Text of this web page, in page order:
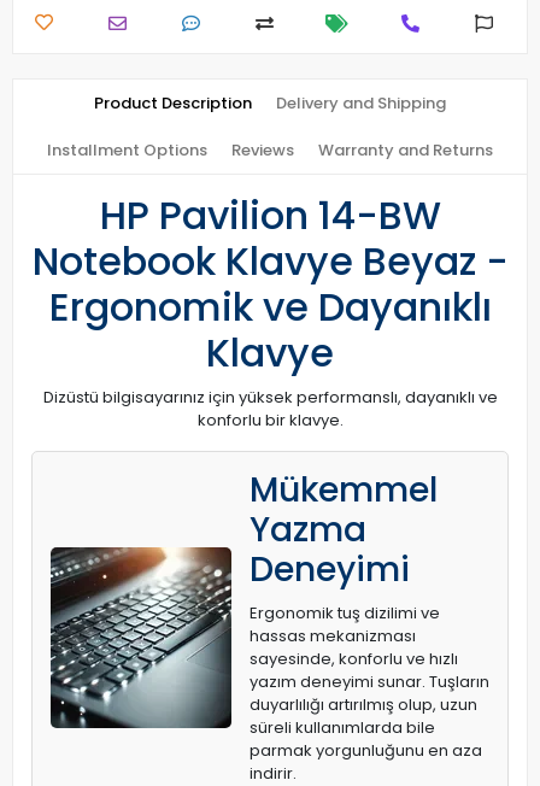
Product Description Delivery and Shipping
Installment Options Reviews Warranty and Returns
HP Pavilion 14-BW
Notebook Klavye Beyaz -
Ergonomik ve Dayanıklı
Klavye
Dizüstü bilgisayarınız için yüksek performanslı, dayanıklı ve
konforlu bir klavye.
Mükemmel
Yazma
Deneyimi
Ergonomik tuş dizilimi ve
hassas mekanizması
sayesinde, konforlu ve hızlı
yazım deneyimi sunar. Tuşların
duyarlılığı artırılmış olup, uzun
süreli kullanımlarda bile
parmak yorgunluğunu en aza
indirir.